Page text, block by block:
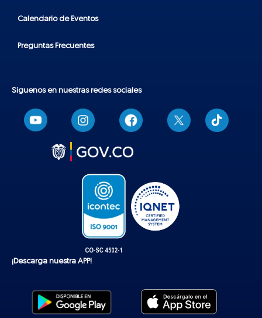
Calendario de Eventos
Preguntas Frecuentes
Síguenos en nuestras redes sociales
T
i
k
¡Descarga nuestra APP!